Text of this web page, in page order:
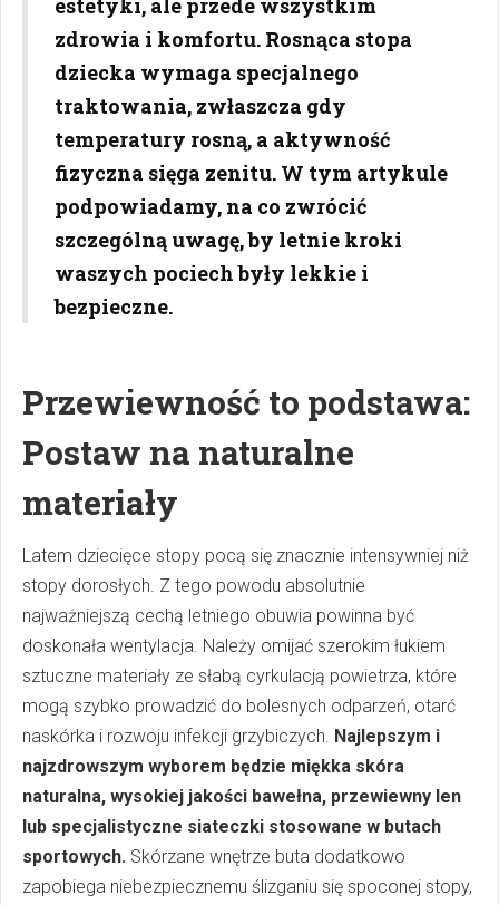
zdrowia i komfortu. Rosnąca stopa
dziecka wymaga specjalnego
traktowania, zwłaszcza gdy
temperatury rosną, a aktywność
fizyczna sięga zenitu. W tym artykule
podpowiadamy, na co zwrócić
szczególną uwagę, by letnie kroki
waszych pociech były lekkie i
bezpieczne.
Przewiewność to podstawa:
Postaw na naturalne
materiały
Latem dziecięce stopy pocą się znacznie intensywniej niż
stopy dorosłych. Z tego powodu absolutnie
najważniejszą cechą letniego obuwia powinna być
doskonała wentylacja. Należy omijać szerokim łukiem
sztuczne materiały ze słabą cyrkulacją powietrza, które
mogą szybko prowadzić do bolesnych odparzeń, otarć
naskórka i rozwoju infekcji grzybiczych. Najlepszym i
najzdrowszym wyborem będzie miękka skóra
naturalna, wysokiej jakości bawełna, przewiewny len
lub specjalistyczne siateczki stosowane w butach
sportowych. Skórzane wnętrze buta dodatkowo
zapobiega niebezpiecznemu ślizganiu się spoconej stopy,